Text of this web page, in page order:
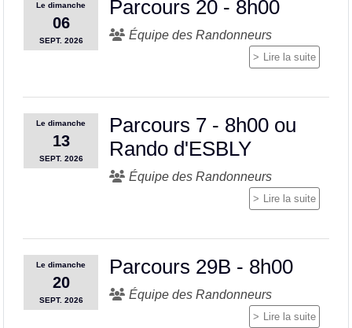
Ledimanche
06
SEPT. 2026
Parcours 20 - 8h00
Équipe des Randonneurs
Lire la suite
Ledimanche
13
SEPT. 2026
Parcours 7 - 8h00 ou
Rando d'ESBLY
Équipe des Randonneurs
Lire la suite
Ledimanche
20
SEPT. 2026
Parcours 29B - 8h00
Équipe des Randonneurs
Lire la suite